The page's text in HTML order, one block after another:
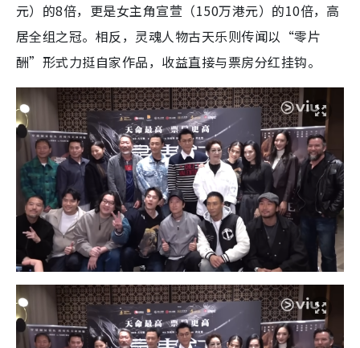
元）的8倍，更是女主角宣萱（150万港元）的10倍，高
居全组之冠。相反，灵魂人物古天乐则传闻以“零片
酬”形式力挺自家作品，收益直接与票房分红挂钩。